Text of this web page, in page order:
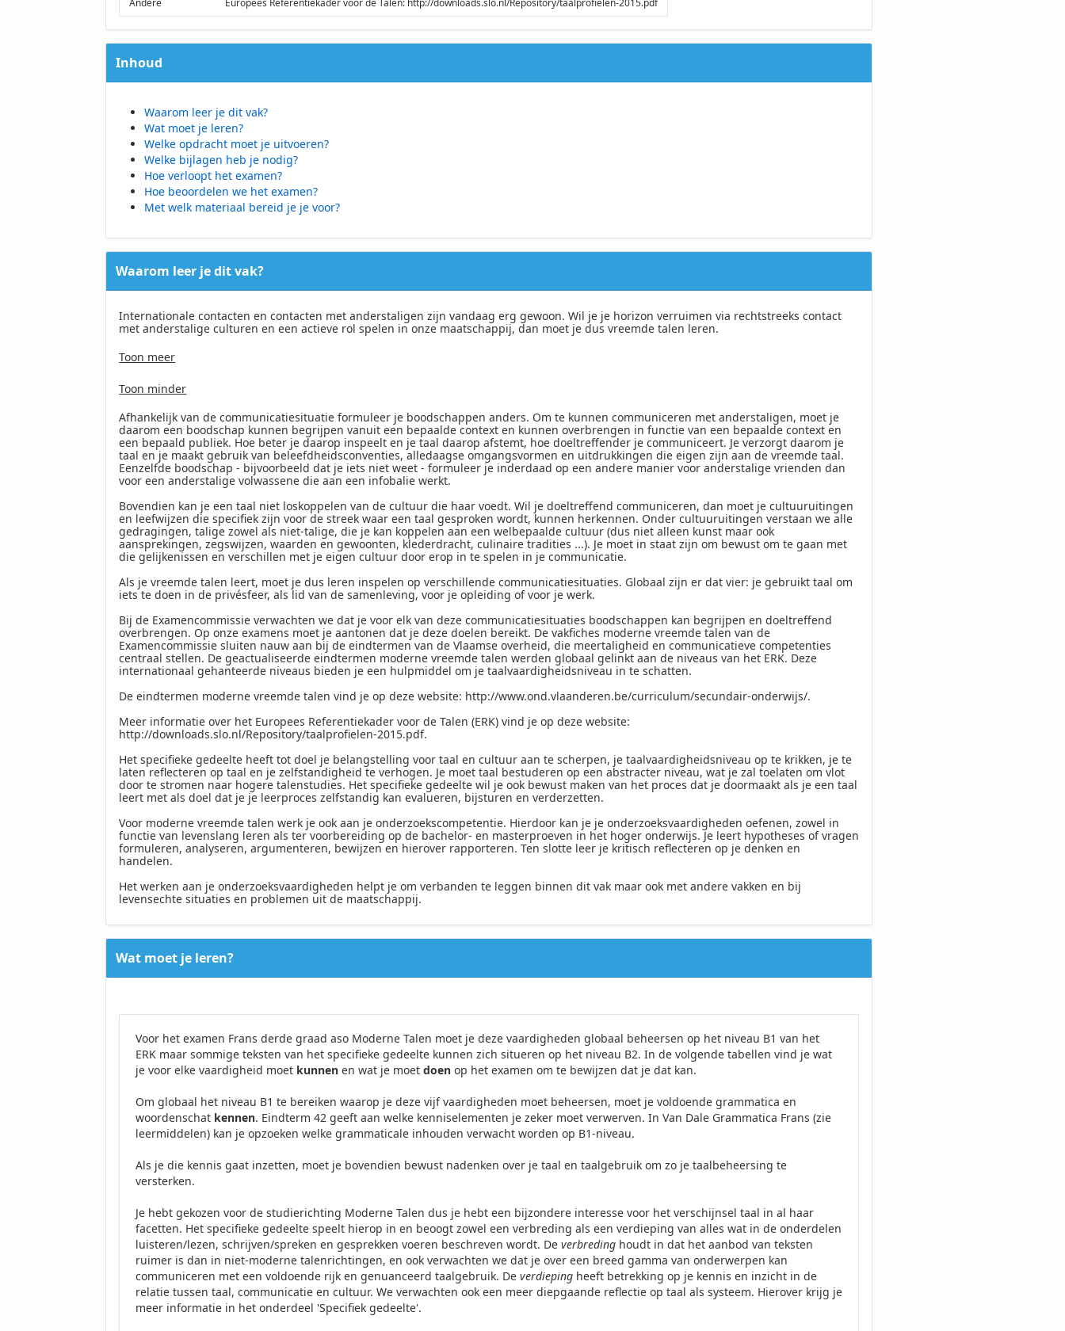
Andere
Europees Referentiekader voor de Talen: http://downloads.slo.nl/Repository/taalprofielen-2015.pdf
Inhoud
Waarom leer je dit vak?
Wat moet je leren?
Welke opdracht moet je uitvoeren?
Welke bijlagen heb je nodig?
Hoe verloopt het examen?
Hoe beoordelen we het examen?
Met welk materiaal bereid je je voor?
Waarom leer je dit vak?
Internationale contacten en contacten met anderstaligen zijn vandaag erg gewoon. Wil je je horizon verruimen via rechtstreeks contact
met anderstalige culturen en een actieve rol spelen in onze maatschappij, dan moet je dus vreemde talen leren.
Toon meer
Toon minder
Afhankelijk van de communicatiesituatie formuleer je boodschappen anders. Om te kunnen communiceren met anderstaligen, moet je
daarom een boodschap kunnen begrijpen vanuit een bepaalde context en kunnen overbrengen in functie van een bepaalde context en
een bepaald publiek. Hoe beter je daarop inspeelt en je taal daarop afstemt, hoe doeltreffender je communiceert. Je verzorgt daarom je
taal en je maakt gebruik van beleefdheidsconventies, alledaagse omgangsvormen en uitdrukkingen die eigen zijn aan de vreemde taal.
Eenzelfde boodschap - bijvoorbeeld dat je iets niet weet - formuleer je inderdaad op een andere manier voor anderstalige vrienden dan
voor een anderstalige volwassene die aan een infobalie werkt.
Bovendien kan je een taal niet loskoppelen van de cultuur die haar voedt. Wil je doeltreffend communiceren, dan moet je cultuuruitingen
en leefwijzen die specifiek zijn voor de streek waar een taal gesproken wordt, kunnen herkennen. Onder cultuuruitingen verstaan we alle
gedragingen, talige zowel als niet-talige, die je kan koppelen aan een welbepaalde cultuur (dus niet alleen kunst maar ook
aansprekingen, zegswijzen, waarden en gewoonten, klederdracht, culinaire tradities ...). Je moet in staat zijn om bewust om te gaan met
die gelijkenissen en verschillen met je eigen cultuur door erop in te spelen in je communicatie.
Als je vreemde talen leert, moet je dus leren inspelen op verschillende communicatiesituaties. Globaal zijn er dat vier: je gebruikt taal om
iets te doen in de privésfeer, als lid van de samenleving, voor je opleiding of voor je werk.
Bij de Examencommissie verwachten we dat je voor elk van deze communicatiesituaties boodschappen kan begrijpen en doeltreffend
overbrengen. Op onze examens moet je aantonen dat je deze doelen bereikt. De vakfiches moderne vreemde talen van de
Examencommissie sluiten nauw aan bij de eindtermen van de Vlaamse overheid, die meertaligheid en communicatieve competenties
centraal stellen. De geactualiseerde eindtermen moderne vreemde talen werden globaal gelinkt aan de niveaus van het ERK. Deze
internationaal gehanteerde niveaus bieden je een hulpmiddel om je taalvaardigheidsniveau in te schatten.
De eindtermen moderne vreemde talen vind je op deze website: http://www.ond.vlaanderen.be/curriculum/secundair-onderwijs/.
Meer informatie over het Europees Referentiekader voor de Talen (ERK) vind je op deze website:
http://downloads.slo.nl/Repository/taalprofielen-2015.pdf.
Het specifieke gedeelte heeft tot doel je belangstelling voor taal en cultuur aan te scherpen, je taalvaardigheidsniveau op te krikken, je te
laten reflecteren op taal en je zelfstandigheid te verhogen. Je moet taal bestuderen op een abstracter niveau, wat je zal toelaten om vlot
door te stromen naar hogere talenstudies. Het specifieke gedeelte wil je ook bewust maken van het proces dat je doormaakt als je een taal
leert met als doel dat je je leerproces zelfstandig kan evalueren, bijsturen en verderzetten.
Voor moderne vreemde talen werk je ook aan je onderzoekscompetentie. Hierdoor kan je je onderzoeksvaardigheden oefenen, zowel in
functie van levenslang leren als ter voorbereiding op de bachelor- en masterproeven in het hoger onderwijs. Je leert hypotheses of vragen
formuleren, analyseren, argumenteren, bewijzen en hierover rapporteren. Ten slotte leer je kritisch reflecteren op je denken en
handelen.
Het werken aan je onderzoeksvaardigheden helpt je om verbanden te leggen binnen dit vak maar ook met andere vakken en bij
levensechte situaties en problemen uit de maatschappij.
Wat moet je leren?
Voor het examen Frans derde graad aso Moderne Talen moet je deze vaardigheden globaal beheersen op het niveau B1 van het
ERK maar sommige teksten van het specifieke gedeelte kunnen zich situeren op het niveau B2. In de volgende tabellen vind je wat
je voor elke vaardigheid moet kunnen en wat je moetdoen op het examen om te bewijzen dat je dat kan.
Om globaal het niveau B1 te bereiken waarop je deze vijf vaardigheden moet beheersen, moet je voldoende grammatica en
woordenschat kennen. Eindterm 42 geeft aan welke kenniselementen je zeker moet verwerven. In Van Dale Grammatica Frans (zie
leermiddelen) kan je opzoeken welke grammaticale inhouden verwacht worden op B1-niveau.
Als je die kennis gaat inzetten, moet je bovendien bewust nadenken over je taal en taalgebruik om zo je taalbeheersing te
versterken.
Je hebt gekozen voor de studierichting Moderne Talen dus je hebt een bijzondere interesse voor het verschijnsel taal in al haar
facetten. Het specifieke gedeelte speelt hierop in en beoogt zowel een verbreding als een verdieping van alles wat in de onderdelen
luisteren/lezen, schrijven/spreken en gesprekken voeren beschreven wordt. Deverbreding houdt in dat het aanbod van teksten
ruimer is dan in niet-moderne talenrichtingen, en ook verwachten we dat je over een breed gamma van onderwerpen kan
communiceren met een voldoende rijk en genuanceerd taalgebruik. Deverdieping heeft betrekking op je kennis en inzicht in de
relatie tussen taal, communicatie en cultuur. We verwachten ook een meer diepgaande reflectie op taal als systeem. Hierover krijg je
meer informatie in het onderdeel 'Specifiek gedeelte'.